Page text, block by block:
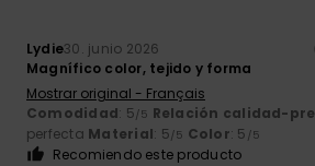
Lydie30. junio 2026
Magnífico color, tejido y forma
Mostrar original - Français
Comodidad: 5/5 Relación calidad-
perfecta Material: 5/5 Color: 5 /5
Recomiendo este producto